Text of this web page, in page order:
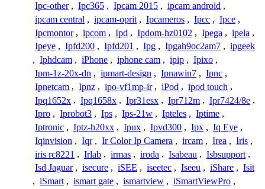
Ipc-other , Ipc365 , Ipcam 2015 , ipcam android ,
ipcam central , ipcam-oprit , Ipcameros , Ipcc , Ipce ,
Ipcmontor , ipcom , Ipd , Ipdom-hz0102 , Ipega , ipela ,
Ipeye , Ipfd200 , Ipfd201 , Ipg , Ipgah9oc2am7 , ipgeek
, Iphdcam , iPhone , iphone cam , ipip , Ipixo ,
Ipm-1z-20x-dn , ipmart-design , Ipnawin7 , Ipnc ,
Ipnetcam , Ipnz , ipo-vf1mp-ir , iPod , ipod touch ,
Ipq1652x , Ipq1658x , Ipr31esx , Ipr712m , Ipr7424/8e ,
Ipro , Iprobot3 , Ips , Ips-21w , Ipteles , Iptime ,
Iptronic , Iptz-h20xx , Ipux , Ipvd300 , Ipx , Iq Eye ,
Iqinvision , Iqr , Ir Color Ip Camera , ircam , Irea , Iris ,
iris rc8221 , Irlab , irmas , iroda , Isabeau , Isbsupport ,
Isd Jaguar , isecure , iSEE , iseetec , Iseeu , iShare , Isit
, iSmart , ismart gate , ismartview , iSmartViewPro ,